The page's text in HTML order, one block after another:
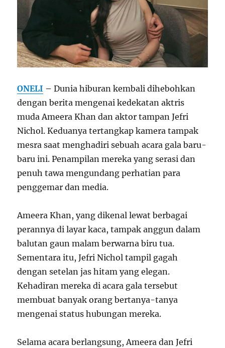
ONELI –Dunia hiburan kembali dihebohkan
dengan berita mengenai kedekatan aktris
muda Ameera Khan dan aktor tampan Jefri
Nichol. Keduanya tertangkap kamera tampak
mesra saat menghadiri sebuah acara gala baru-
baru ini. Penampilan mereka yang serasi dan
penuh tawa mengundang perhatian para
penggemar dan media.
Ameera Khan, yang dikenal lewat berbagai
perannya di layar kaca, tampak anggun dalam
balutan gaun malam berwarna biru tua.
Sementara itu, Jefri Nichol tampil gagah
dengan setelan jas hitam yang elegan.
Kehadiran mereka di acara gala tersebut
membuat banyak orang bertanya-tanya
mengenai status hubungan mereka.
Selama acara berlangsung, Ameera dan Jefri